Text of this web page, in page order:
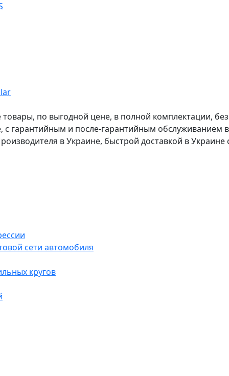
по выгодной цене, в полной комплектации, без
с гарантийным и после-гарантийным обслуживанием
в Украине, быстрой доставкой в
сети автомобиля
кругов